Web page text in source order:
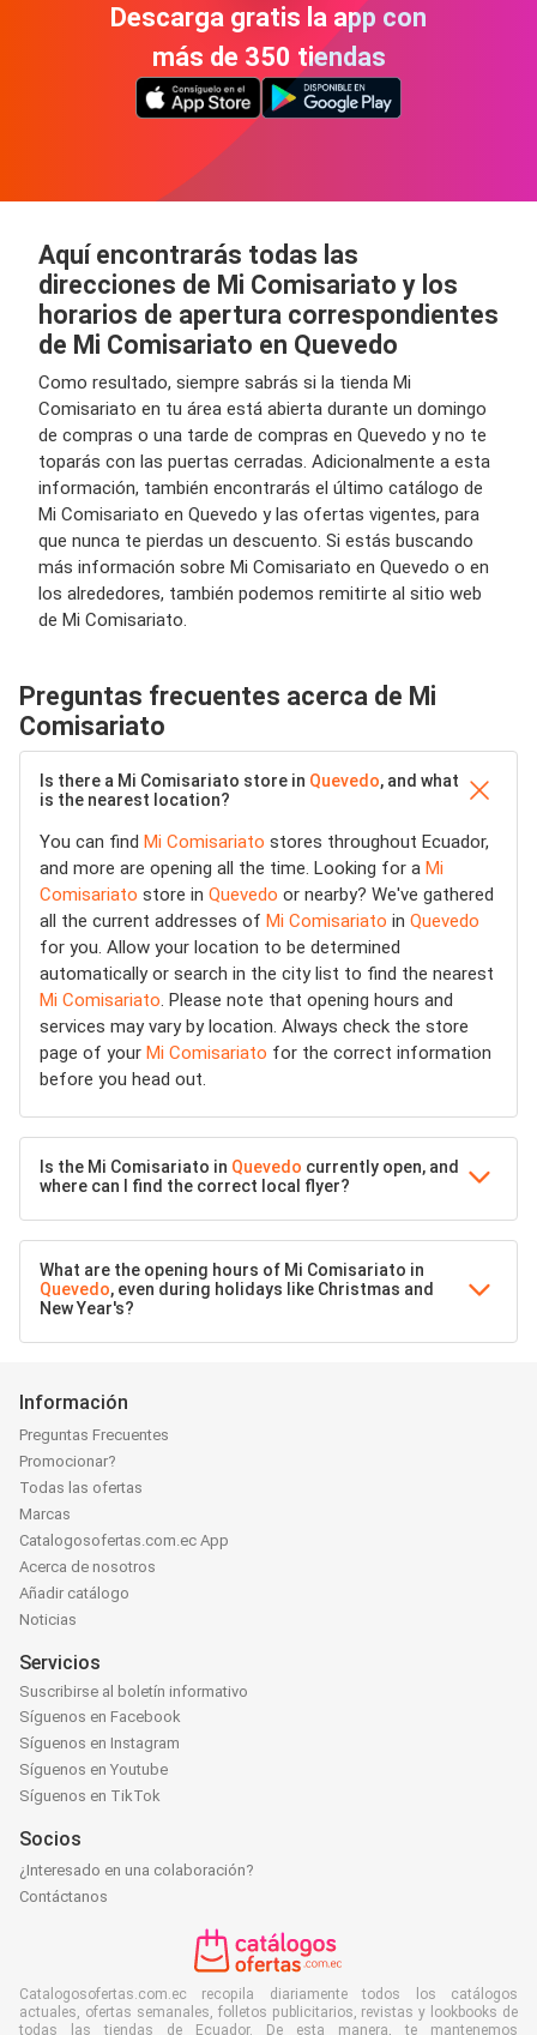
Descarga gratis la app con
más de 350 tiendas
Aquí encontrarás todas las
direcciones de Mi Comisariato y los
horarios de apertura correspondientes
de Mi Comisariato en Quevedo
Como resultado, siempre sabrás si la tienda Mi
Comisariato en tu área está abierta durante un domingo
de compras o una tarde de compras en Quevedo y no te
toparás con las puertas cerradas. Adicionalmente a esta
información, también encontrarás el último catálogo de
Mi Comisariato en Quevedo y las ofertas vigentes, para
que nunca te pierdas un descuento. Si estás buscando
más información sobre Mi Comisariato en Quevedo o en
los alrededores, también podemos remitirte al sitio web
de Mi Comisariato.
Preguntas frecuentes acerca de Mi
Comisariato
Is there a Mi Comisariato store in Quevedo, and what
is the nearest location?
You can find Mi Comisariato stores throughout Ecuador,
and more are opening all the time. Looking for a Mi
Comisariato store in Quevedo or nearby? We've gathered
all the current addresses of Mi Comisariato in Quevedo
for you. Allow your location to be determined
automatically or search in the city list to find the nearest
Mi Comisariato. Please note that opening hours and
services may vary by location. Always check the store
page of your Mi Comisariato for the correct information
before you head out.
Is the Mi Comisariato in Quevedo currently open, and
where can I find the correct local flyer?
What are the opening hours of Mi Comisariato in
Quevedo, even during holidays like Christmas and
New Year's?
Información
Preguntas Frecuentes
Promocionar?
Todas las ofertas
Marcas
Catalogosofertas.com.ec App
Acerca de nosotros
Añadir catálogo
Noticias
Servicios
Suscribirse al boletín informativo
Síguenos en Facebook
Síguenos en Instagram
Síguenos en Youtube
Síguenos en TikTok
Socios
¿Interesado en una colaboración?
Contáctanos
Catalogosofertas.com.ec recopila diariamente todos los catálogos
actuales, ofertas semanales, folletos publicitarios, revistas y lookbooks de
todas las tiendas de Ecuador. De esta manera, te mantenemos